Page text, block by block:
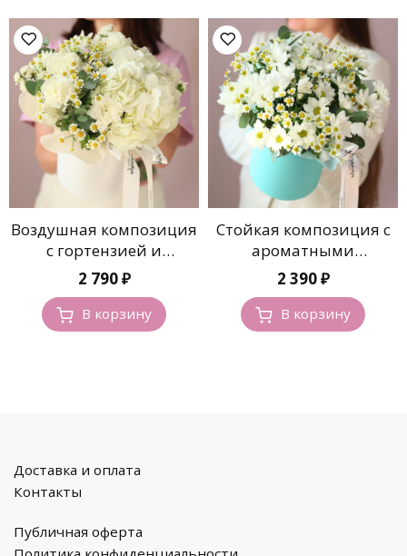
Воздушная композиция
с гортензией и
ромашками
2 790₽
В корзину
Стойкая композиция с
ароматными
ромашками
2 390₽
В корзину
Доставка и оплата
Контакты
Публичная оферта